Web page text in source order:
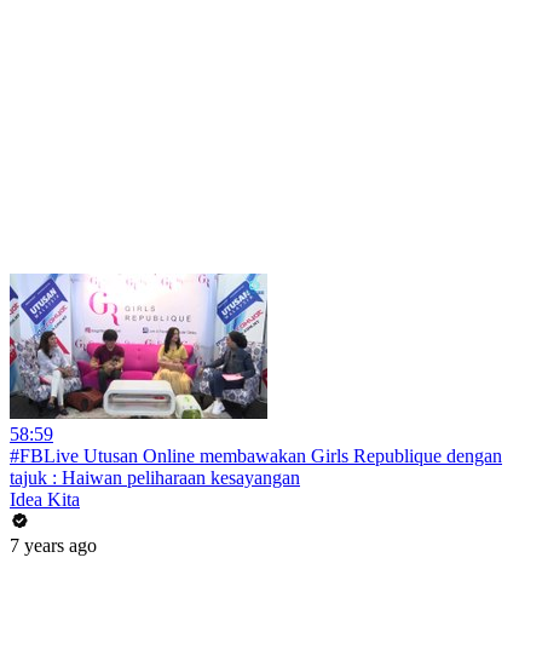
58:59
#FBLive Utusan Online membawakan Girls Republique dengan
tajuk : Haiwan peliharaan kesayangan
Idea Kita
7 years ago